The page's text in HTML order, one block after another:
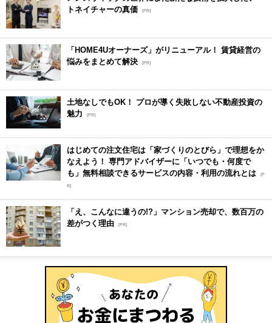
トネイチャーの真価 [PR]
「HOME4Uオーナーズ」がリニューアル！ 賃貸経営の
悩みをまとめて解決 [PR]
土地なしでもOK！ プロが導く失敗しない不動産投資の
魅力
[PR]
はじめての注文住宅は「家づくりのとびら」で理想をか
なえよう！ 専門アドバイザーに「いつでも・何度で
も」無料相談できるサービスの内容・利用の流れとは [P
R]
「え、こんなに違うの!?」マンション売却で、数百万の
差がつく理由 [PR]